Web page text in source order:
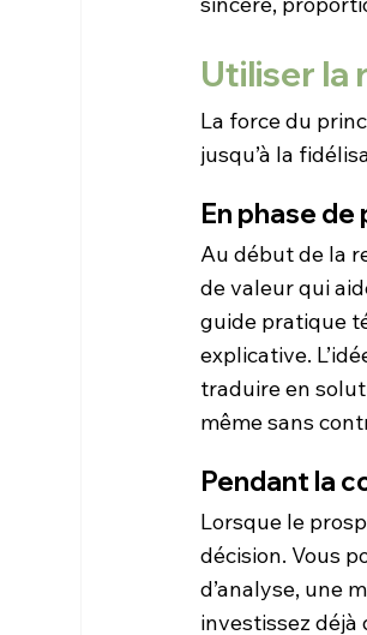
Utiliser la
La force du
jusqu’à la
En phase
Au début de la
de valeur qui
guide pratique
explicative.
traduire en
même sans
Pendant la
Lorsque le
décision. Vous
d’analyse, une
investissez déjà